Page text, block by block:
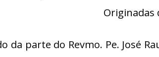
Originadas
da parte do Revmo. Pe. José